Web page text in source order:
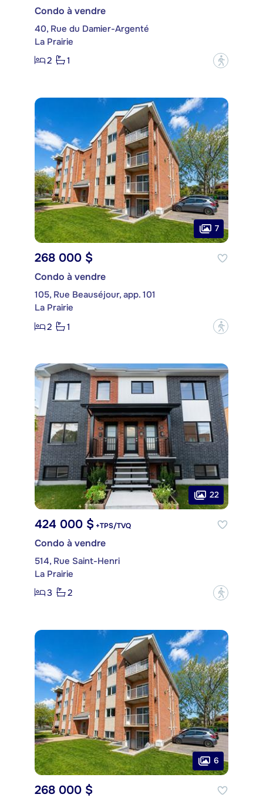
Condo à vendre
40, Rue du Damier-Argenté
La Prairie
2
1 ?
7
268 000 $
Condo à vendre
105, Rue Beauséjour, app. 101
La Prairie
2
1 ?
22
424 000 $ +TPS/TVQ
Condo à vendre
514, Rue Saint-Henri
La Prairie
3
2 ?
6
268 000 $